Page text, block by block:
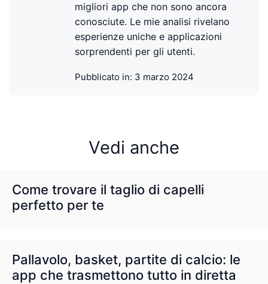
migliori app che non sono ancora
conosciute. Le mie analisi rivelano
esperienze uniche e applicazioni
sorprendenti per gli utenti.
Pubblicato in: 3 marzo 2024
Vedi anche
Come trovare il taglio di capelli
perfetto per te
Pallavolo, basket, partite di calcio: le
app che trasmettono tutto in diretta